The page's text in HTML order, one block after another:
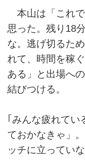
本山は「これで
思った。残り18
な。逃げ切るた
れて、時間を稼
ある」と出場へ
結びつける。
｢みんな疲れてい
ておかなきゃ」
ッチに立ってい